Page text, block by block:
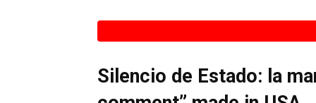
Silencio de Estado: la